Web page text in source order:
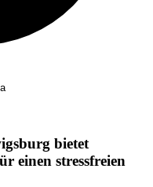
bietet
einen stressfreien